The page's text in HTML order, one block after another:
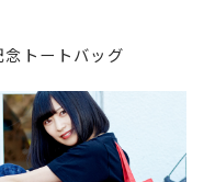
トートバッグ